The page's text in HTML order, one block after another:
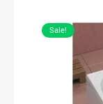
Sale!